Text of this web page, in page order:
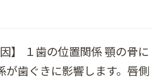
】 １歯の位置関係 顎の骨に
が歯ぐきに影響します。唇側